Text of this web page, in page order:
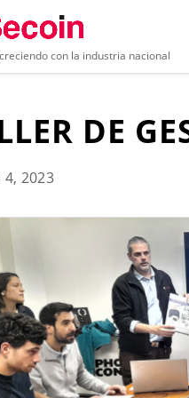
con la industria nacional
Blog » Taller de Gestión de
DE
2023